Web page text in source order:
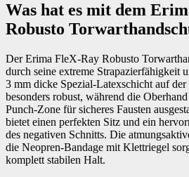
Was hat es mit dem
Robusto
Der Erima FleX-Ray Robusto
durch seine extreme Strapazierfähigkeit
3 mm dicke Spezial-Latexschicht auf
besonders robust, während die
Punch-Zone für sicheres Fausten
bietet einen perfekten Sitz und ein
des negativen Schnitts. Die
die Neopren-Bandage mit Klettriegel
komplett stabilen Halt.